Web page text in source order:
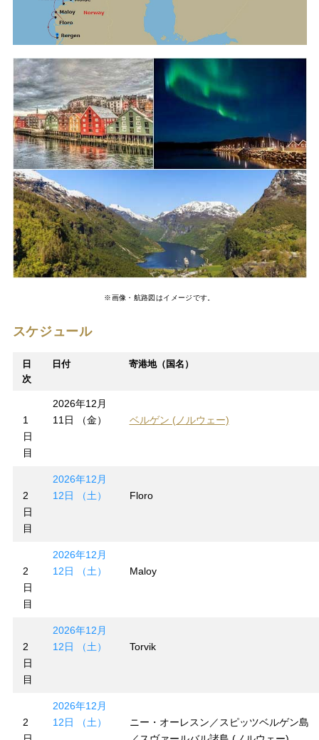
※画像・航路図はイメージです。
スケジュール
日
次
日付 寄港地（国名）
1
日
目
2026年12月
11日 （金）
ベルゲン (ノルウェー)
2
日
目
2026年12月
12日 （土）
Floro
2
日
目
2026年12月
12日 （土）
Maloy
2
日
目
2026年12月
12日 （土）
Torvik
2
2026年12月
12日 （土）
ニー・オーレスン／スピッツベルゲン島